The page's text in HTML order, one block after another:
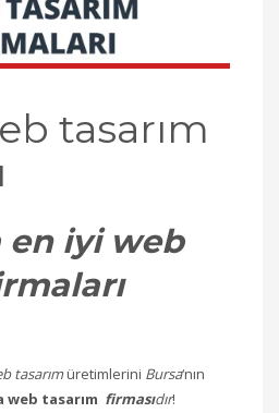
tasarım
en iyi web
tasarımüretimlerini Bursa‘nın
web tasarım firmasıdır!